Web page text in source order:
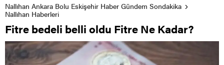
Nallıhan Ankara Bolu Eskişehir Haber Gündem Sondakika
Nallıhan Haberleri
Fitre bedeli belli oldu Fitre Ne Kadar?